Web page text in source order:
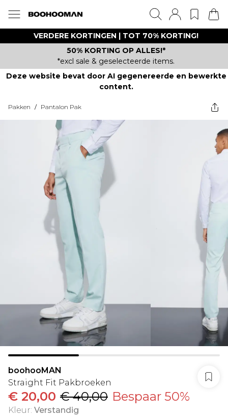
VERDERE KORTINGEN | TOT 70% KORTING!
50% KORTING OP ALLES!*
*excl sale & geselecteerde items.
Deze website bevat door AI gegenereerde en bewerkte
content.
Pakken / Pantalon Pak
boohooMAN
Straight Fit Pakbroeken
€ 20,00 € 40,00 Bespaar 50%
Kleur: Verstandig